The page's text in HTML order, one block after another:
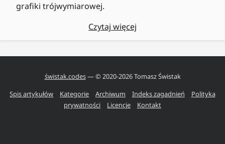
grafiki trójwymiarowej.
Czytaj więcej
świstak.codes— © 2020-2026Tomasz Świstak
Spis artykułów
Kategorie Archiwum Indeks zagadnień
Polityka
prywatności
Licencje Kontakt